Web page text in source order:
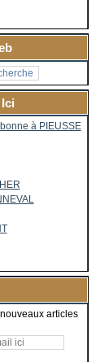
à PIEUSSE
articles